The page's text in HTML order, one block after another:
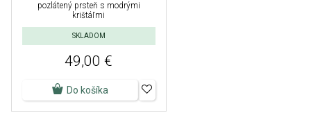
pozlátený prsteň s modrými
krištáľmi
SKLADOM
49,00 €
Do košíka